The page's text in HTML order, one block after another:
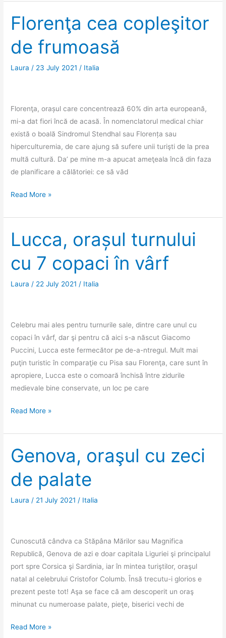
Casa
cu
blazoane
trovanţii
din
Florenţa cea copleşitor
de frumoasă
Laura / 23 July 2021 / Italia
Florenţa, orașul care concentrează 60% din arta europeană,
mi-a dat fiori încă de acasă. În nomenclatorul medical chiar
există o boală Sindromul Stendhal sau Florența sau
hiperculturemia, de care ajung să sufere unii turişti de la prea
multă cultură. Da’ pe mine m-a apucat ameţeala încă din faza
de planificare a călătoriei: ce să văd
Florenţa
copleşitor
de
frumoasă
Read More »
Lucca, orașul turnului
cu 7 copaci în vârf
Laura / 22 July 2021 / Italia
Celebru mai ales pentru turnurile sale, dintre care unul cu
copaci în vârf, dar şi pentru că aici s-a născut Giacomo
Puccini, Lucca este fermecător pe de-a-ntregul. Mult mai
puţin turistic în comparaţie cu Pisa sau Florenţa, care sunt în
apropiere, Lucca este o comoară închisă între zidurile
medievale bine conservate, un loc pe care
Lucca,
turnului
cu
7
copaci
în
vârf
Read More »
Genova, oraşul cu zeci
de palate
Laura / 21 July 2021 / Italia
Cunoscută cândva ca Stăpâna Mărilor sau Magnifica
Republică, Genova de azi e doar capitala Liguriei şi principalul
port spre Corsica şi Sardinia, iar în mintea turiştilor, oraşul
natal al celebrului Cristofor Columb. Însă trecutu-i glorios e
prezent peste tot! Aşa se face că am descoperit un oraş
minunat cu numeroase palate, pieţe, biserici vechi de
Genova,
Read More »